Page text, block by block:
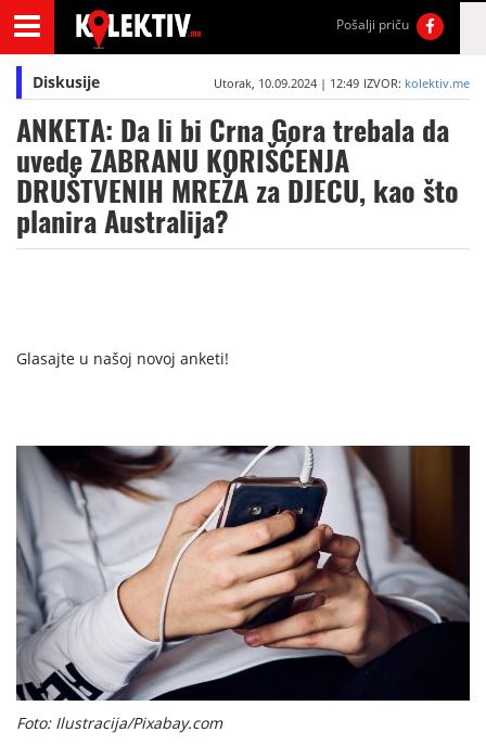
Pošalji priču
Diskusije Utorak, 10.09.2024 | 12:49 IZVOR: kolektiv.me
ANKETA: Da li bi Crna Gora trebala da
uvede ZABRANU KORIŠĆENJA
DRUŠTVENIH MREŽA za DJECU, kao što
planira Australija?
Glasajte u našoj novoj anketi!
Foto: Ilustracija/Pixabay.com